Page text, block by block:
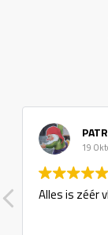
19
Alles is